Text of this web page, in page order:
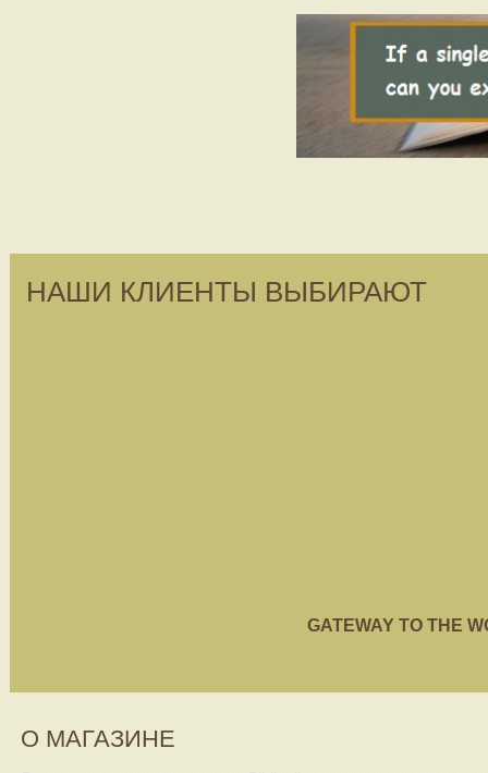
НАШИ КЛИЕНТЫ ВЫБИРАЮТ
GATEWAY TO THE
О МАГАЗИНЕ